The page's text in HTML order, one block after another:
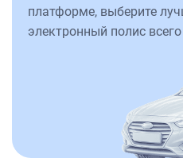
платформе, выберите
электронный полис